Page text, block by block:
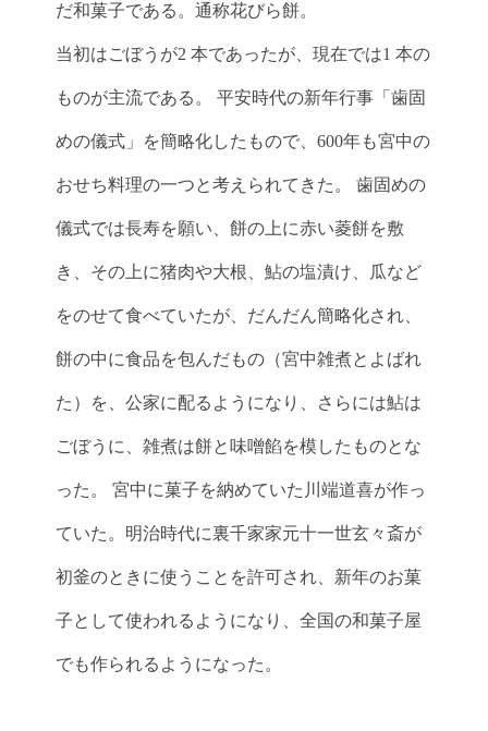
だ和菓子である。通称花びら餅。
当初はごぼうが2 本であったが、現在では1 本の
ものが主流である。 平安時代の新年行事「歯固
めの儀式」を簡略化したもので、600年も宮中の
おせち料理の一つと考えられてきた。 歯固めの
儀式では長寿を願い、餅の上に赤い菱餅を敷
き、その上に猪肉や大根、鮎の塩漬け、瓜など
をのせて食べていたが、だんだん簡略化され、
餅の中に食品を包んだもの（宮中雑煮とよばれ
た）を、公家に配るようになり、さらには鮎は
ごぼうに、雑煮は餅と味噌餡を模したものとな
った。 宮中に菓子を納めていた川端道喜が作っ
ていた。明治時代に裏千家家元十一世玄々斎が
初釜のときに使うことを許可され、新年のお菓
子として使われるようになり、全国の和菓子屋
でも作られるようになった。